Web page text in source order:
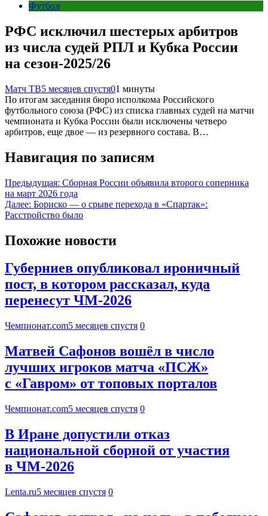
Футбол
РФС исключил шестерых арбитров
из числа судей РПЛ и Кубка России
на сезон‑2025/26
Матч ТВ5 месяцев спустя01 минуты
По итогам заседания бюро исполкома Российского
футбольного союза (РФС) из списка главных судей на матчи
чемпионата и Кубка России были исключены четверо
арбитров, еще двое — из резервного состава. В…
Навигация по записям
Предыдущая: Сборная России объявила второго соперника
на март 2026 года
Далее: Бориско — о срыве перехода в «Спартак»:
Расстройство было
Похожие новости
Губерниев опубликовал ироничный
пост, в котором рассказал, куда
перенесут ЧМ-2026
Чемпионат.com5 месяцев спустя 0
Матвей Сафонов вошёл в число
лучших игроков матча «ПСЖ»
с «Гавром» от топовых порталов
Чемпионат.com5 месяцев спустя 0
В Иране допустили отказ
национальной сборной от участия
в ЧМ-2026
Lenta.ru5 месяцев спустя 0